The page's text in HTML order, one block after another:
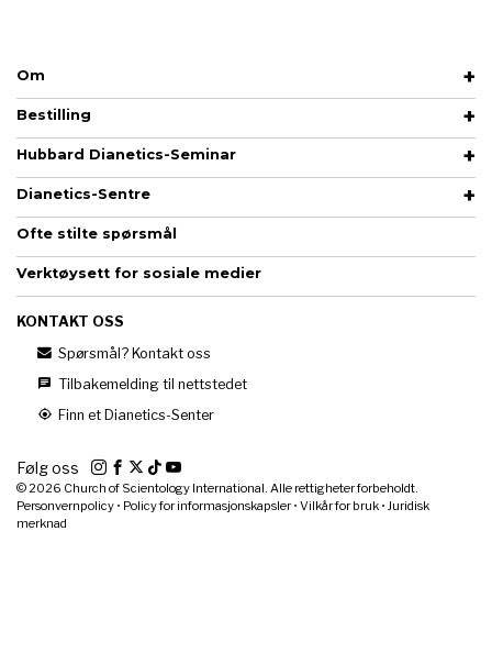
Om
Bestilling
Hubbard Dianetics-Seminar
Dianetics-Sentre
Ofte stilte spørsmål
Verktøysett for sosiale medier
KONTAKT OSS
Spørsmål? Kontakt oss
Tilbakemelding til nettstedet
Finn et Dianetics-Senter
Følg oss
© 2026 Church of Scientology International. Alle rettigheter forbeholdt.
Personvernpolicy • Policy for informasjonskapsler• Vilkår for bruk • Juridisk
merknad